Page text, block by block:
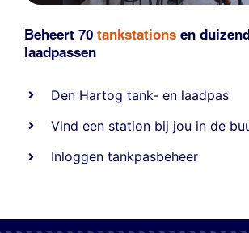
Beheert 70 tankstations en
laadpassen
Den Hartog tank- en laadpas
Vind een station bij jou in de
Inloggen tankpasbeheer